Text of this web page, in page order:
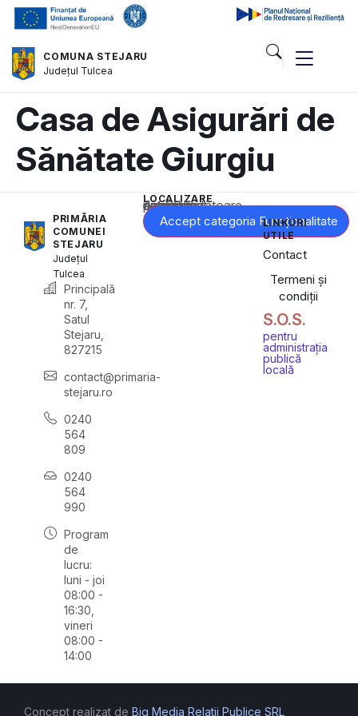
COMUNA STEJARU
Județul Tulcea
Casa de Asigurări de
Sănătate Giurgiu
PRIMĂRIA
COMUNEI
STEJARU
Județul
Tulcea
Principală
nr. 7,
Satul
Stejaru,
827215
contact@primaria-
stejaru.ro
0240
564
809
0240
564
990
Program
de
lucru:
luni - joi
08:00 -
16:30,
vineri
08:00 -
14:00
LOCALIZARE
Acest conținut este blocat până când acceptați categoria corespunzătoare de cookie-uri.
Accept categoria Funcționalitate
LINKURI
UTILE
Contact
Termeni și
condiții
S.O.S.
pentru
administrația
publică
locală
Concept realizat de Big Media Relații Publice SRL